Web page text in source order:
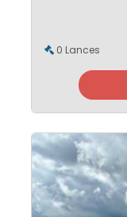
0 Lances